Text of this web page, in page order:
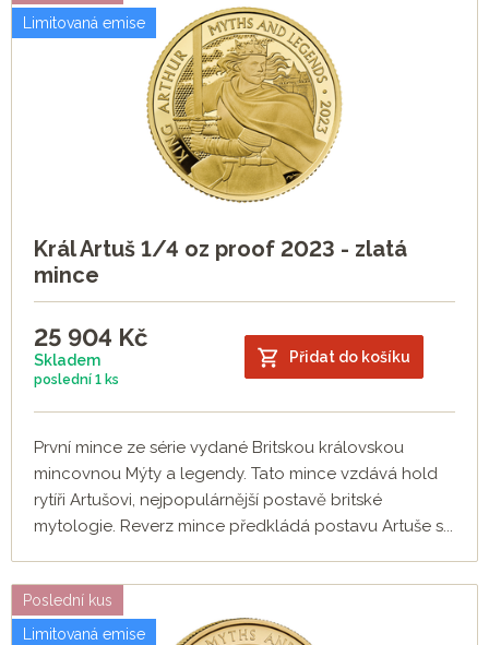
Limitovaná emise
Král Artuš 1/4 oz proof 2023 - zlatá
mince
25 904 Kč
Skladem
poslední 1 ks
Přidat do košíku
První mince ze série vydané Britskou královskou
mincovnou Mýty a legendy. Tato mince vzdává hold
rytíři Artušovi, nejpopulárnější postavě britské
mytologie. Reverz mince předkládá postavu Artuše s...
Poslední kus
Limitovaná emise